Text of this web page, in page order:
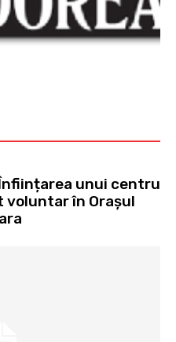
unui centru
voluntar în Orașul